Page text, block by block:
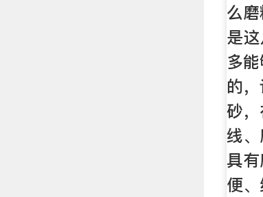
么
是
多
的
砂
线、
具
便